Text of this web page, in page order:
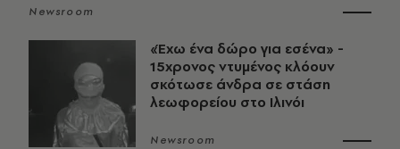
Newsroom
«Έχω ένα δώρο για εσένα» -
15χρονος ντυμένος κλόουν
σκότωσε άνδρα σε στάση
λεωφορείου στο Ιλινόι
Newsroom